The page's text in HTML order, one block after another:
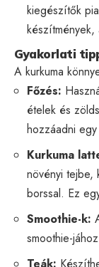
kiegészítők
Gyakorlati
A kurkuma
Főzés:
ételek és
hozzáadni
Kurkuma
növényi tejbe,
borssal. Ez
Smoothie-k:
smoothie-
Teák: